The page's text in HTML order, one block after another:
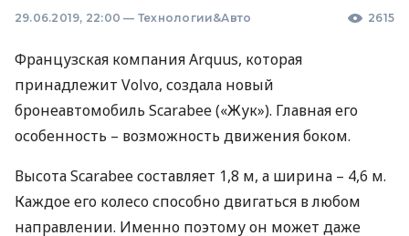
29.06.2019, 22:00 — Технологии&Авто 2615
Французская компания Arquus, которая
принадлежит Volvo, создала новый
бронеавтомобиль Scarabee («Жук»). Главная его
особенность – возможность движения боком.
Высота Scarabee составляет 1,8 м, а ширина – 4,6 м.
Каждое его колесо способно двигаться в любом
направлении. Именно поэтому он может даже